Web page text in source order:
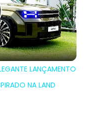
LANÇAMENTO
NA LAND